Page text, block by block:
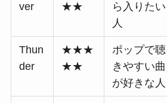
ver
★★
ら入りたい
人
Thun
der
★★★
★★
ポップで聴
きやすい曲
が好きな人